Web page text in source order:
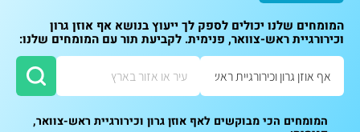
המומחים שלנו יכולים לספק לך ייעוץ בנושא אף אוזן גרון
וכירורגיית ראש-צוואר, פנימית. לקביעת תור עם המומחים שלנו:
המומחים הכי מבוקשים לאף אוזן גרון וכירורגיית ראש-צוואר,